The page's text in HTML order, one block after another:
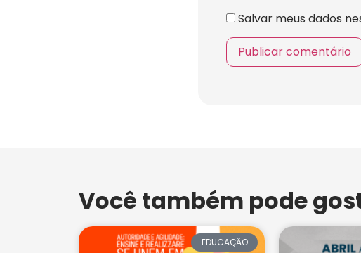
Salvar meus dados
Você também pode
EDUCAÇÃO